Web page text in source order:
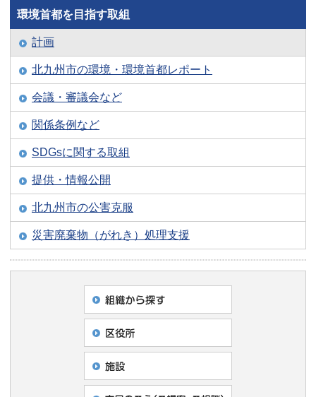
環境首都を目指す取組
計画
北九州市の環境・環境首都レポート
会議・審議会など
関係条例など
SDGsに関する取組
提供・情報公開
北九州市の公害克服
災害廃棄物（がれき）処理支援